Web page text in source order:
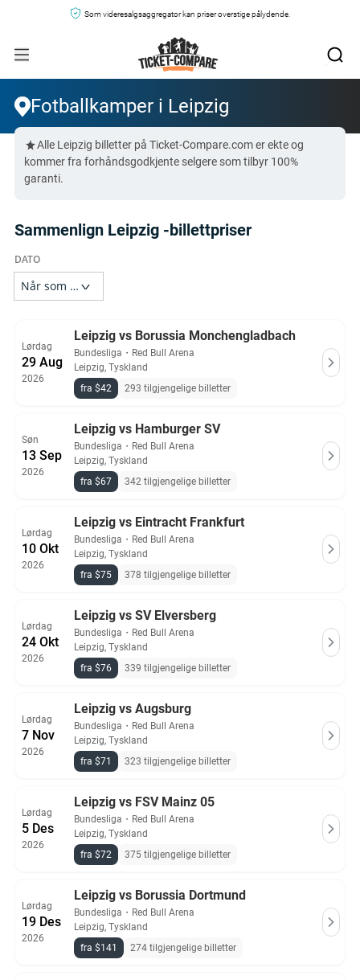
Som videresalgsaggregator kan priser overstige pålydende.
Fotballkamper i Leipzig
Alle Leipzig billetter på Ticket-Compare.com er ekte og
kommer fra forhåndsgodkjente selgere som tilbyr 100%
garanti.
Sammenlign Leipzig -billettpriser
Lørdag
29 Aug
2026
Leipzig vs Borussia Monchengladbach
Bundesliga ・ Red Bull Arena
Leipzig, Tyskland
fra $42
293 tilgjengelige billetter
Søn
13 Sep
2026
Leipzig vs Hamburger SV
Bundesliga ・ Red Bull Arena
Leipzig, Tyskland
fra $67
342 tilgjengelige billetter
Lørdag
10 Okt
2026
Leipzig vs Eintracht Frankfurt
Bundesliga ・ Red Bull Arena
Leipzig, Tyskland
fra $75
378 tilgjengelige billetter
Lørdag
24 Okt
2026
Leipzig vs SV Elversberg
Bundesliga ・ Red Bull Arena
Leipzig, Tyskland
fra $76
339 tilgjengelige billetter
Lørdag
7 Nov
2026
Leipzig vs Augsburg
Bundesliga ・ Red Bull Arena
Leipzig, Tyskland
fra $71
323 tilgjengelige billetter
Lørdag
5 Des
2026
Leipzig vs FSV Mainz 05
Bundesliga ・ Red Bull Arena
Leipzig, Tyskland
fra $72
375 tilgjengelige billetter
Lørdag
19 Des
2026
Leipzig vs Borussia Dortmund
Bundesliga ・ Red Bull Arena
Leipzig, Tyskland
fra $141
274 tilgjengelige billetter